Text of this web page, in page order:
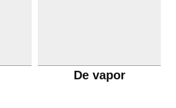
De vapor